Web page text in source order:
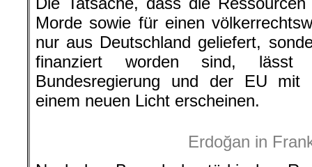
Morde sowie für einen
nur aus Deutschland geliefert,
finanziert worden sind, lässt
Bundesregierung und der EU mit
einem neuen Licht erscheinen.
Erdoğan in